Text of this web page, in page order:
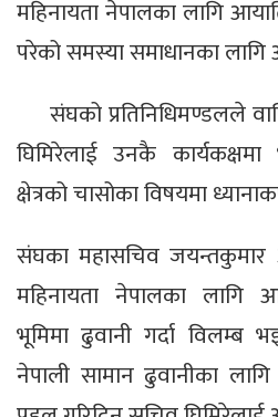
महिनायता नेपालका लागि
परेको समस्या समाधानका लागि
संघको प्रतिनिधिमण्डलले
घिमिरेलाई उनकै
क्षेत्रको चासोका विषयमा
संघका महासचिव जयन्तकुमार
महिनायता नेपालका लागि
भूमिमा ढुवानी गर्दा विलम्ब
नेपाली सामान ढुवानीका